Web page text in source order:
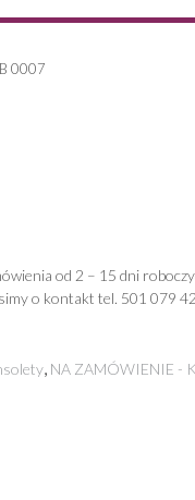
0007
od 2 – 15 dni
o kontakt tel. 501 079
, NA ZAMÓWIENIE -